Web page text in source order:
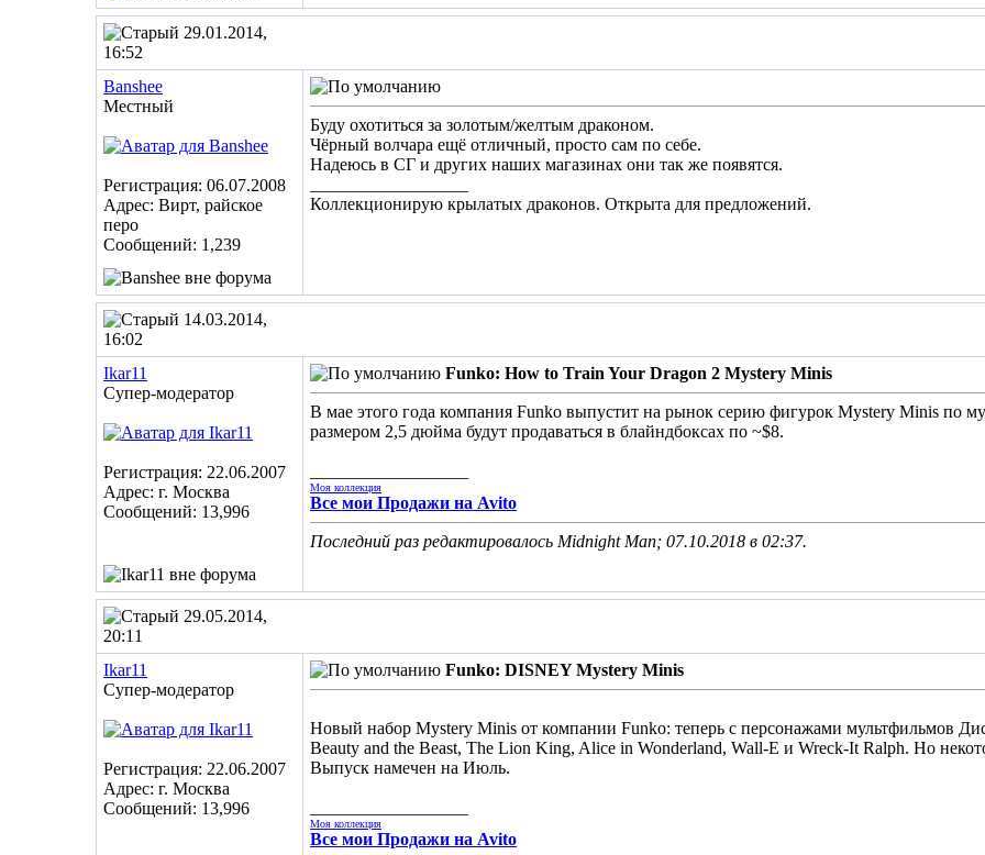
29.01.2014,
16:52
Banshee
Местный
Регистрация: 06.07.2008
Адрес: Вирт, райское
перо
Сообщений: 1,239
Буду охотиться за золотым/желтым драконом.
Чёрный волчара ещё отличный, просто сам по себе.
Надеюсь в СГ и других наших магазинах они так же появятся.
Коллекционирую крылатых драконов. Открыта для предложений.
14.03.2014,
16:02
Ikar11
Супер-модератор
Регистрация: 22.06.2007
Адрес: г. Москва
Сообщений: 13,996
Funko: How to Train Your Dragon 2 Mystery Minis
В мае этого года компания Funko выпустит на рынок серию фигурок Mystery Minis по
размером 2,5 дюйма будут продаваться в блайндбоксах по ~$8.
Моя коллекция
Все мои Продажи на Avito
Последний раз редактировалось Midnight Man; 07.10.2018 в 02:37.
29.05.2014,
20:11
Ikar11
Супер-модератор
Регистрация: 22.06.2007
Адрес: г. Москва
Сообщений: 13,996
Funko: DISNEY Mystery Minis
Новый набор Mystery Minis от компании Funko: теперь с персонажами мультфильмов
Beauty and the Beast, The Lion King, Alice in Wonderland, Wall-E и Wreck-It Ralph. Но
Выпуск намечен на Июль.
Моя коллекция
Все мои Продажи на Avito